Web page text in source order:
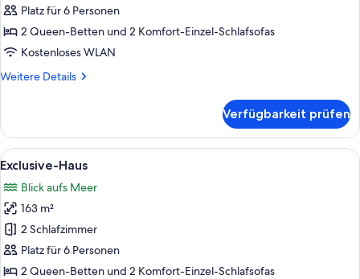
Platz für 6 Personen
2 Queen-Betten und 2 Komfort-Einzel-Schlafsofas
Kostenloses WLAN
Weitere Details
Weitere
Verfügbarkeit prüfen
Alle
Fotos
für
Exclusive-
Haus
anzeigen
Eine Hängematte unter einer Decke
7
Exclusive-Haus
Blick aufs Meer
163 m²
2 Schlafzimmer
Platz für 6 Personen
2 Queen-Betten und 2 Komfort-Einzel-Schlafsofas